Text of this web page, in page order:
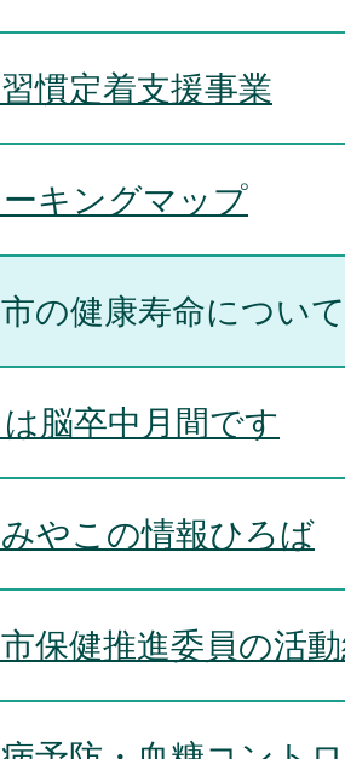
慣定着支援事業
キングマップ
の健康寿命について
脳卒中月間です
やこの情報ひろば
保健推進委員の活